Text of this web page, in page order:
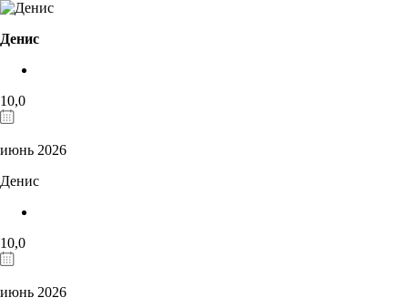
Денис
10,0
июнь 2026
Денис
10,0
июнь 2026